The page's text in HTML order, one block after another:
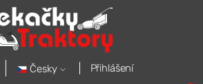
Česky Přihlášení